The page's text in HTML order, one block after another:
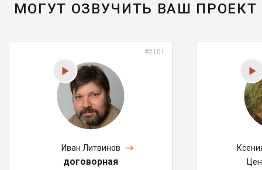
МОГУТ ОЗВУЧИТЬ ВАШ ПРОЕКТ
#2101
Иван Литвинов
договорная